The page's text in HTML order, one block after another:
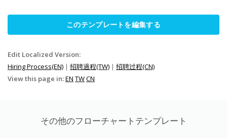
このテンプレートを編集する
Edit Localized Version:
Hiring Process(EN) | 招聘過程(TW) | 招聘过程(CN)
View this page in:EN TWCN
その他のフローチャートテンプレート